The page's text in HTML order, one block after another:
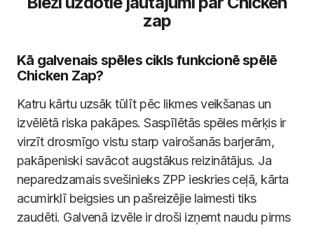
zap
Kā galvenais spēles cikls funkcionē spēlē
Chicken Zap?
Katru kārtu uzsāk tūlīt pēc likmes veikšanas un
izvēlētā riska pakāpes. Saspīlētās spēles mērķis ir
virzīt drosmīgo vistu starp vairošanās barjerām,
pakāpeniski savācot augstākus reizinātājus. Ja
neparedzamais svešinieks ZPP ieskries ceļā, kārta
acumirklī beigsies un pašreizējie laimesti tiks
zaudēti. Galvenā izvēle ir droši izņemt naudu pirms